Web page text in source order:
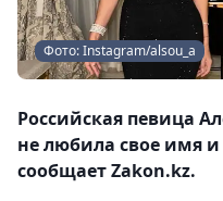
Фото: Instagram/alsou_a
Российская певица
не любила свое имя
сообщает Zakon.kz.